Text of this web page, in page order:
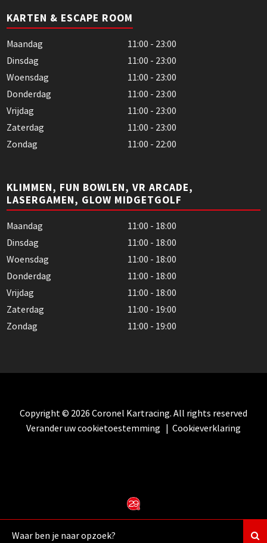
KARTEN & ESCAPE ROOM
Maandag
11:00 - 23:00
Dinsdag
11:00 - 23:00
Woensdag
11:00 - 23:00
Donderdag
11:00 - 23:00
Vrijdag
11:00 - 23:00
Zaterdag
11:00 - 23:00
Zondag
11:00 - 22:00
KLIMMEN, FUN BOWLEN, VR ARCADE,
LASERGAMEN, GLOW MIDGETGOLF
Maandag
11:00 - 18:00
Dinsdag
11:00 - 18:00
Woensdag
11:00 - 18:00
Donderdag
11:00 - 18:00
Vrijdag
11:00 - 18:00
Zaterdag
11:00 - 19:00
Zondag
11:00 - 19:00
Copyright © 2026 Coronel Kartracing. All rights reserved
Verander uw cookietoestemming | Cookieverklaring